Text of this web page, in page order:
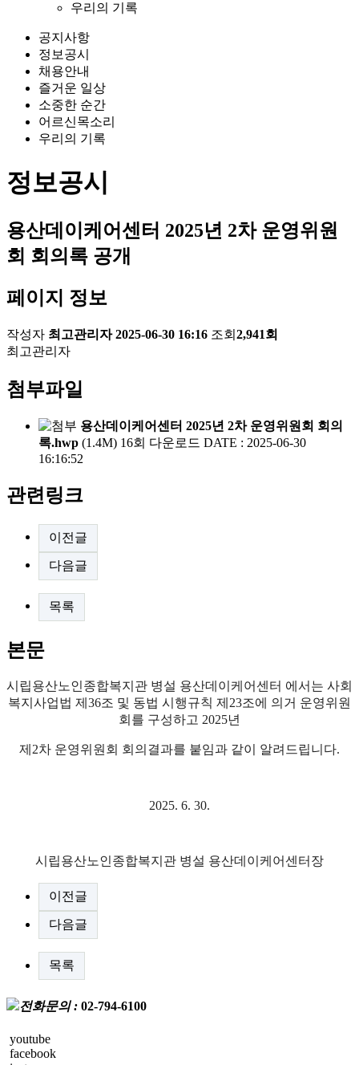
우리의 기록
공지사항
정보공시
채용안내
즐거운 일상
소중한 순간
어르신목소리
우리의 기록
정보공시
용산데이케어센터 2025년 2차 운영위원
회 회의록 공개
페이지 정보
작성자 최고관리자 2025-06-30 16:16 조회 2,941회
최고관리자
첨부파일
용산데이케어센터 2025년 2차 운영위원회 회의
록.hwp (1.4M) 16회 다운로드 DATE : 2025-06-30
16:16:52
관련링크
이전글
다음글
목록
본문
시립용산노인종합복지관 병설 용산데이케어센터 에서는 사회
복지사업법 제 36조 및 동법 시행규칙 제 23조에 의거 운영위원
회를 구성하고 2025년
제 2차 운영위원회 회의결과를 붙임과 같이 알려드립니다.
2025. 6. 30.
시립용산노인종합복지관 병설 용산데이케어센터장
이전글
다음글
목록
전화문의 : 02-794-6100
youtube
facebook